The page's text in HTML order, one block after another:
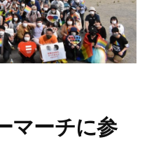
マーチに参